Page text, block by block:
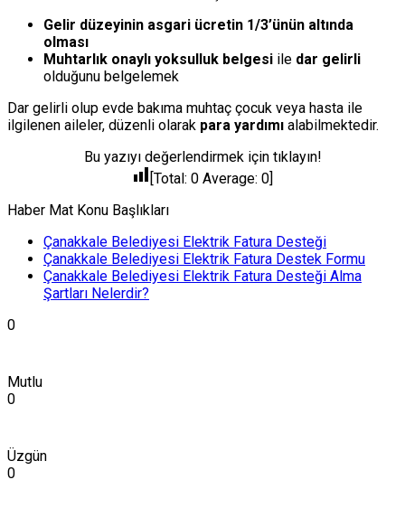
Gelir düzeyinin asgari ücretin 1/3’ünün altında
olması
Muhtarlık onaylı yoksulluk belgesi ile dar gelirli
olduğunu belgelemek
Dar gelirli olup evde bakıma muhtaç çocuk veya hasta ile
ilgilenen aileler, düzenli olarak para yardımı alabilmektedir.
Bu yazıyı değerlendirmek için tıklayın!
[Total: 0 Average: 0]
Haber Mat Konu Başlıkları
Çanakkale Belediyesi Elektrik Fatura Desteği
Çanakkale Belediyesi Elektrik Fatura Destek Formu
Çanakkale Belediyesi Elektrik Fatura Desteği Alma
Şartları Nelerdir?
0
Mutlu
0
Üzgün
0